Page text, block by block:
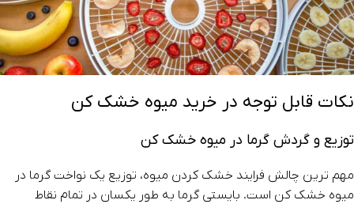
نکات قابل توجه در خرید میوه خشک کن
توزیع و گردش گرما در میوه خشک کن
مهم ترین چالش فرایند خشک کردن میوه، توزیع یک‌ نواخت گرما در
میوه خشک کن است. بایستی گرما به‌ طور یکسان در تمام نقاط